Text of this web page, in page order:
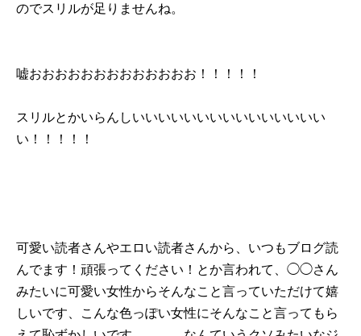
のでスリルが足りませんね。
嘘おおおおおおおおおおおおお！！！！！
スリルとかいらんしいいいいいいいいいいいいいいい
い！！！！！
可愛い読者さんやエロい読者さんから、いつもブログ読
んでます！頑張ってください！とか言われて、◯◯さん
みたいに可愛い女性からそんなこと言っていただけて嬉
しいです、こんな色っぽい女性にそんなこと言ってもら